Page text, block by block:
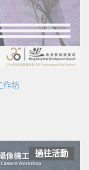
作坊
過往活動